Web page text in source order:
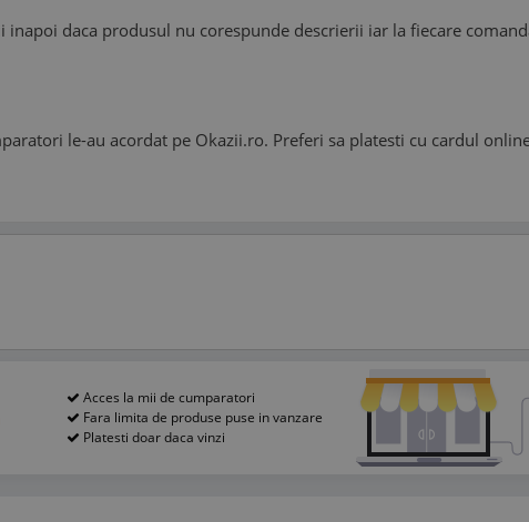
daca produsul nu corespunde descrierii iar la fiecare
le-au acordat pe Okazii.ro. Preferi sa platesti cu cardul
Acces la mii de cumparatori
Fara limita de produse puse in vanzare
Platesti doar daca vinzi